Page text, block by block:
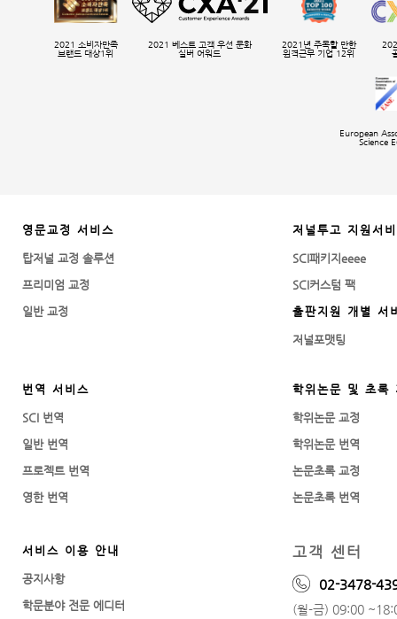
2021 소비자만족
브랜드 대상1위
2021 베스트 고객 우선 문화
실버 어워드
2021년 주목할 만한
원격근무 기업 12위
European
Science
영문교정 서비스
탑저널 교정 솔루션
프리미엄 교정
일반 교정
번역 서비스
SCI 번역
일반 번역
프로젝트 번역
영한 번역
저널투고 지원서
SCI패키지eeee
SCI커스텀 팩
출판지원 개별 서
저널포맷팅
학위논문 및 초록
학위논문 교정
학위논문 번역
논문초록 교정
논문초록 번역
서비스 이용 안내
공지사항
학문분야 전문 에디터
고객 센터
02-3478-
(월-금) 09:00